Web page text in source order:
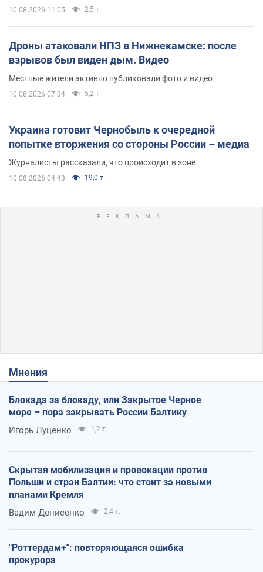
10.08.2026 11:05 2,5 т.
Дроны атаковали НПЗ в Нижнекамске: после
взрывов был виден дым. Видео
Местные жители активно публиковали фото и видео
10.08.2026 07:34 5,2 т.
Украина готовит Чернобыль к очередной
попытке вторжения со стороны России – медиа
Журналисты рассказали, что происходит в зоне
10.08.2026 04:43 19,0 т.
Мнения
Блокада за блокаду, или Закрытое Черное
море – пора закрывать России Балтику
Игорь Луценко 1,2 т.
Скрытая мобилизация и провокации против
Польши и стран Балтии: что стоит за новыми
планами Кремля
Вадим Денисенко 2,4 т.
"Роттердам+": повторяющаяся ошибка
прокурора